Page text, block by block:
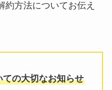
ミュゼプラチナムの解約
レミノの解約方法まと
め！最短手続きやベスト
約方法についてお伝え
の大切なお知らせ